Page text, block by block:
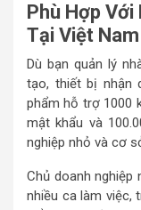
Phù Hợp
Tại Việt Nam
Dù bạn quản lý
tạo, thiết bị nhận
phẩm hỗ trợ 1000
mật khẩu và
nghiệp nhỏ và cơ
Chủ doanh
nhiều ca làm việc,